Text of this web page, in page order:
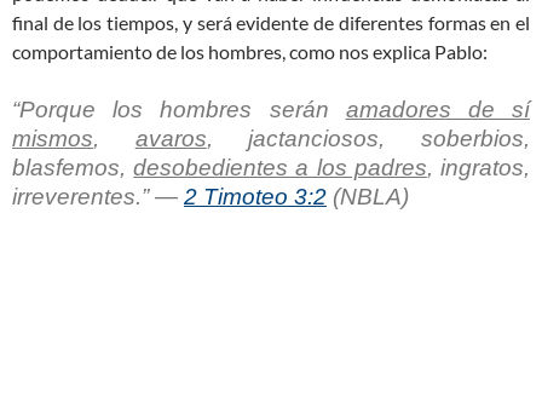
final de los tiempos, y será evidente de diferentes formas en el
comportamiento de los hombres, como nos explica Pablo:
“Porque los hombres serán amadores de sí
mismos, avaros, jactanciosos, soberbios,
blasfemos,desobedientes a los padres, ingratos,
irreverentes.” — 2 Timoteo 3:2 (NBLA)